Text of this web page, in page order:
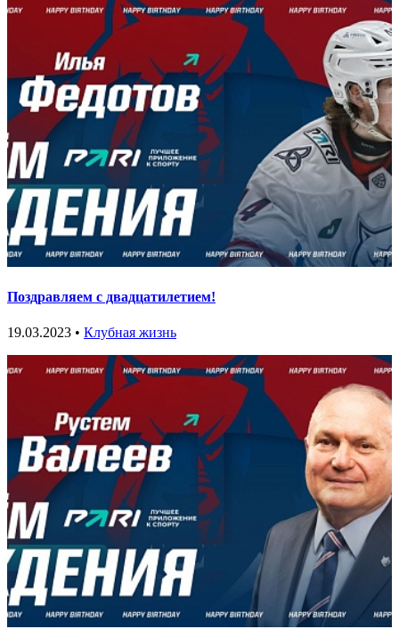
Поздравляем с двадцатилетием!
19.03.2023 • Клубная жизнь